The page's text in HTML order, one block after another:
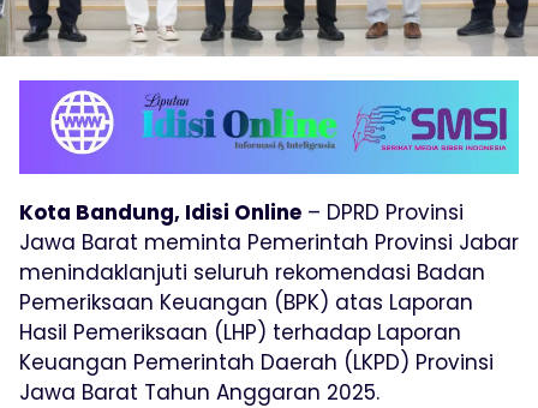
Kota Bandung, Idisi Online – DPRD Provinsi
Jawa Barat meminta Pemerintah Provinsi Jabar
menindaklanjuti seluruh rekomendasi Badan
Pemeriksaan Keuangan (BPK) atas Laporan
Hasil Pemeriksaan (LHP) terhadap Laporan
Keuangan Pemerintah Daerah (LKPD) Provinsi
Jawa Barat Tahun Anggaran 2025.